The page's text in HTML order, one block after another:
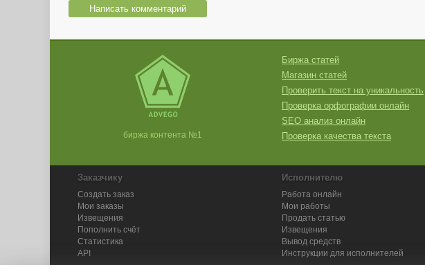
Написать комментарий
биржа контента №1
Биржа статей
Магазин статей
Проверить текст на уникальность
Проверка орфографии онлайн
SEO анализ онлайн
Проверка качества текста
Заказчику
Создать заказ
Мои заказы
Извещения
Пополнить счёт
Статистика
API
Исполнителю
Работа онлайн
Мои работы
Продать статью
Извещения
Вывод средств
Инструкции для исполнителей